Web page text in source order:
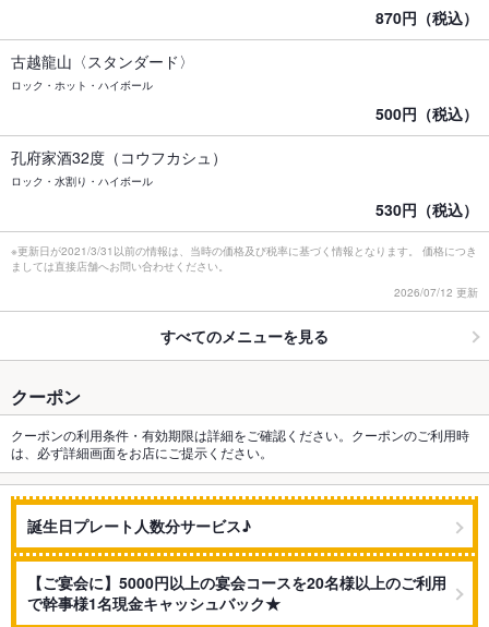
870円（税込）
古越龍山〈スタンダード〉
ロック・ホット・ハイボール
500円（税込）
孔府家酒32度（コウフカシュ）
ロック・水割り・ハイボール
530円（税込）
※更新日が2021/3/31以前の情報は、当時の価格及び税率に基づく情報となります。 価格につき
ましては直接店舗へお問い合わせください。
2026/07/12 更新
すべてのメニューを見る
クーポン
クーポンの利用条件・有効期限は詳細をご確認ください。クーポンのご利用時
は、必ず詳細画面をお店にご提示ください。
誕生日プレート人数分サービス♪
【ご宴会に】5000円以上の宴会コースを20名様以上のご利用
で幹事様1名現金キャッシュバック★